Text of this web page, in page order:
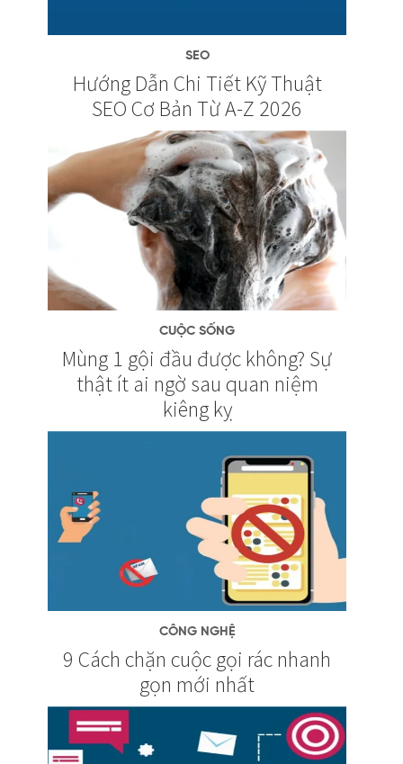
SEO
Hướng Dẫn Chi Tiết Kỹ Thuật
SEO Cơ Bản Từ A-Z 2026
CUỘC SỐNG
Mùng 1 gội đầu được không? Sự
thật ít ai ngờ sau quan niệm
kiêng kỵ
CÔNG NGHỆ
9 Cách chặn cuộc gọi rác nhanh
gọn mới nhất